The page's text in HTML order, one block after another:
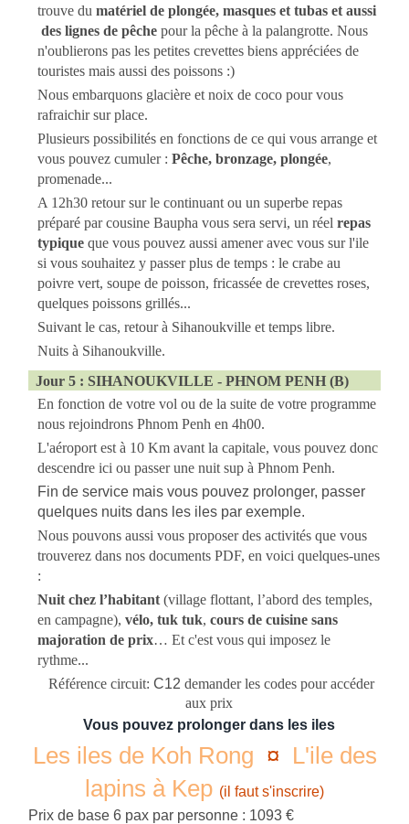
trouve dumatériel de plongée, masques et tubas et aussi
des lignes de pêche pour la pêche à la palangrotte. Nous
n'oublierons pas les petites crevettes biens appréciées de
touristes mais aussi des poissons :)
Nous embarquons glacière et noix de coco pour vous
rafraichir sur place.
Plusieurs possibilités en fonctions de ce qui vous arrange et
vous pouvez cumuler :Pêche, bronzage, plongée,
promenade...
A 12h30 retour sur le continuant ou un superbe repas
préparé par cousine Baupha vous sera servi, un réelrepas
typique que vous pouvez aussi amener avec vous sur l'ile
si vous souhaitez y passer plus de temps : le crabe au
poivre vert, soupe de poisson, fricassée de crevettes roses,
quelques poissons grillés...
Suivant le cas, retour à Sihanoukville et temps libre.
Nuits à Sihanoukville.
Jour 5 : SIHANOUKVILLE - PHNOM PENH (B)
En fonction de votre vol ou de la suite de votre programme
nous rejoindrons Phnom Penh en 4h00.
L'aéroport est à 10 Km avant la capitale, vous pouvez donc
descendre ici ou passer une nuit sup à Phnom Penh.
Fin de service mais vous pouvez prolonger, passer
quelques nuits dans les iles par exemple.
Nous pouvons aussi vous proposer des activités que vous
trouverez dans nos documents PDF, en voici quelques-unes
:
Nuit chez l’habitant (village flottant, l’abord des temples,
en campagne),vélo, tuk tuk,cours de cuisine sans
majoration de prix… Et c'est vous qui imposez le
rythme...
Référence circuit: C12 demander les codes pour accéder
aux prix
Vous pouvez prolonger dans les iles
Les iles de Koh Rong ¤ L'ile des
lapins à Kep (il faut s'inscrire)
Prix de base 6 pax par personne : 1093 €